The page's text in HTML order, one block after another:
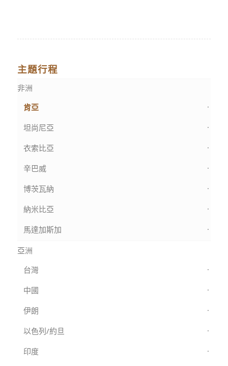
主題行程
非洲
肯亞
坦尚尼亞
衣索比亞
辛巴威
博茨瓦納
納米比亞
馬達加斯加
亞洲
台灣
中國
伊朗
以色列/約旦
印度